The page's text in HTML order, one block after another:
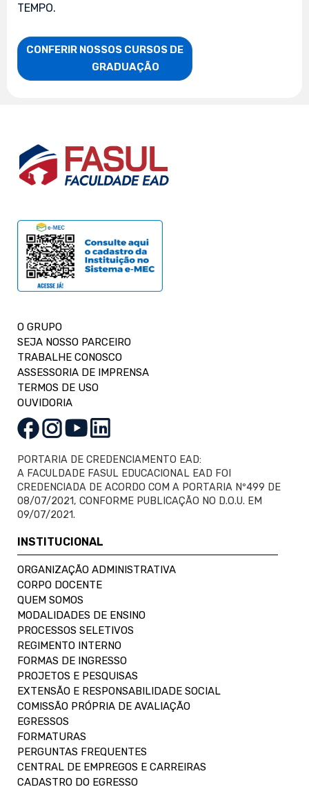
TEMPO.
CONFERIR NOSSOS CURSOS DE
                    GRADUAÇÃO
O GRUPO
SEJA NOSSO PARCEIRO
TRABALHE CONOSCO
ASSESSORIA DE IMPRENSA
TERMOS DE USO
OUVIDORIA
PORTARIA DE CREDENCIAMENTO EAD:
A FACULDADE FASUL EDUCACIONAL EAD FOI
CREDENCIADA DE ACORDO COM A PORTARIA Nº499 DE
08/07/2021, CONFORME PUBLICAÇÃO NO D.O.U. EM
09/07/2021.
INSTITUCIONAL
ORGANIZAÇÃO ADMINISTRATIVA
CORPO DOCENTE
QUEM SOMOS
MODALIDADES DE ENSINO
PROCESSOS SELETIVOS
REGIMENTO INTERNO
FORMAS DE INGRESSO
PROJETOS E PESQUISAS
EXTENSÃO E RESPONSABILIDADE SOCIAL
COMISSÃO PRÓPRIA DE AVALIAÇÃO
EGRESSOS
FORMATURAS
PERGUNTAS FREQUENTES
CENTRAL DE EMPREGOS E CARREIRAS
CADASTRO DO EGRESSO